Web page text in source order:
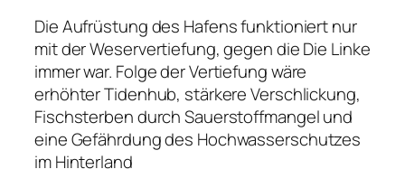
Die Aufrüstung des Hafens funktioniert nur
mit der Weservertiefung, gegen die Die Linke
immer war. Folge der Vertiefung wäre
erhöhter Tidenhub, stärkere Verschlickung,
Fischsterben durch Sauerstoffmangel und
eine Gefährdung des Hochwasserschutzes
im Hinterland